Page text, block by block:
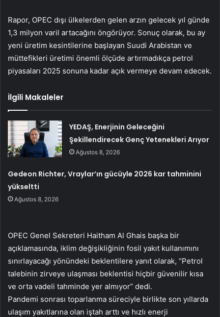
Rapor, OPEC dışı ülkelerden gelen arzın gelecek yıl günde
1,3 milyon varil artacağını öngörüyor. Sonuç olarak, bu ay
yeni üretim kesintilerine başlayan Suudi Arabistan ve
müttefikleri üretimi önemli ölçüde artırmadıkça petrol
piyasaları 2025 sonuna kadar açık vermeye devam edecek.
İlgili Makaleler
YEDAŞ, Enerjinin Geleceğini
Şekillendirecek Genç Yetenekleri Arıyor
Ağustos 8, 2026
Gedeon Richter, Vraylar’ın gücüyle 2026 kar tahminini
yükseltti
Ağustos 8, 2026
OPEC Genel Sekreteri Haitham Al Ghais başka bir
açıklamasında, iklim değişikliğinin fosil yakıt kullanımını
sınırlayacağı yönündeki beklentilere yanıt olarak, “Petrol
talebinin zirveye ulaşması beklentisi hiçbir güvenilir kısa
ve orta vadeli tahminde yer almıyor” dedi.
Pandemi sonrası toparlanma süreciyle birlikte son yıllarda
ulaşım yakıtlarına olan iştah arttı ve hızlı enerji